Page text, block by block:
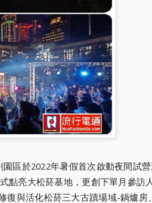
園區於2022年暑假首次啟動夜間試
點亮大松菸基地，更創下單月參訪
復與活化松菸三大古蹟場域-鍋爐房